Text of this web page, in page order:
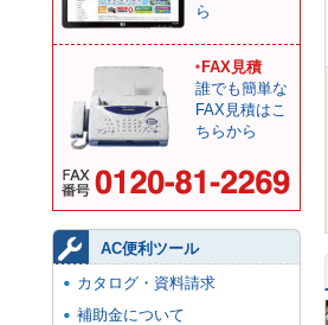
ら
FAX見積
誰でも簡単な
FAX見積はこ
ちらから
AC便利ツール
カタログ・資料請求
補助金について